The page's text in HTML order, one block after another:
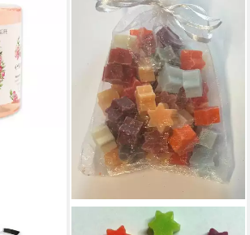
GERLINDE HOFER _ FLOREX